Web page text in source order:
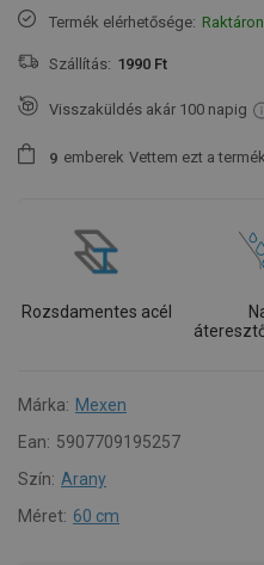
Termék elérhetősége: Raktáron
Szállítás: 1990 Ft
Visszaküldés akár 100 napig
9 emberek Vettem ezt a
Rozsdamentes acél
Márka: Mexen
Ean: 5907709195257
Szín: Arany
Méret: 60 cm